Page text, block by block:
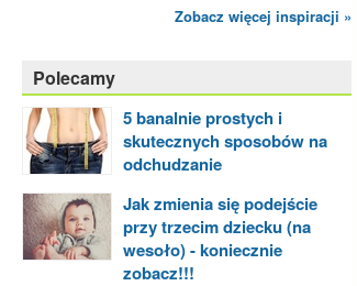
Zobacz więcej inspiracji »
Polecamy
5 banalnie prostych i
skutecznych sposobów na
odchudzanie
Jak zmienia się podejście
przy trzecim dziecku (na
wesoło) - koniecznie
zobacz!!!